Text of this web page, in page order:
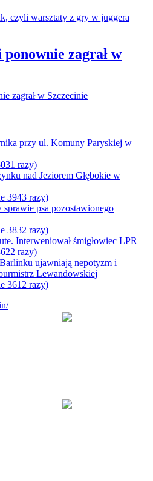
zagrał w
przy ul. Komuny Paryskiej w
razy)
nad Jeziorem Głębokie w
3943 razy)
psa pozostawionego
3832 razy)
Interweniował śmigłowiec LPR
razy)
ujawniają nepotyzm i
Lewandowskiej
3612 razy)